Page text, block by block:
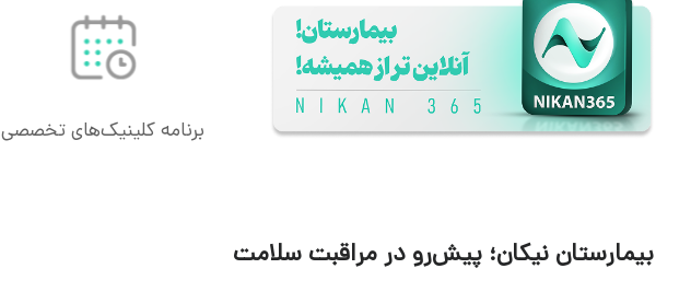
برنامه کلینیک‌های تخصصی
بیمارستان نیکان؛ پیش‌رو در مراقبت سلامت